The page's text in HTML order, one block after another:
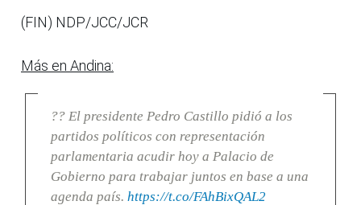
(FIN) NDP/JCC/JCR
Más en Andina:
?? El presidente Pedro Castillo pidió a los
partidos políticos con representación
parlamentaria acudir hoy a Palacio de
Gobierno para trabajar juntos en base a una
agenda país. https://t.co/FAhBixQAL2